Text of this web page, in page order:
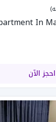
In
احجز الآن